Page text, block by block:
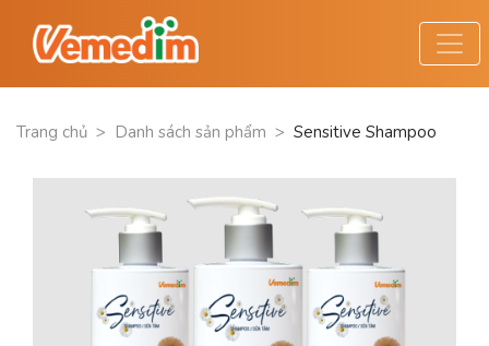
Trang chủ > Danh sách sản phẩm > Sensitive Shampoo